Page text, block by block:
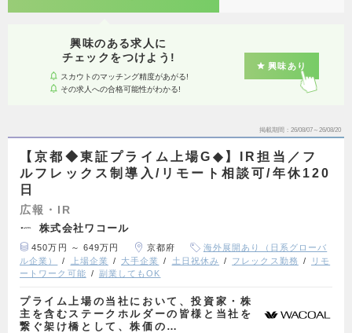
興味のある求人に
チェックをつけよう!
スカウトのマッチング精度があがる!
その求人への合格可能性がわかる!
興味あり
掲載期間 26/08/07～26/08/20
【京都◆東証プライム上場G◆】IR担当／フ
ルフレックス制導入/リモート相談可/年休120
日
広報・IR
株式会社ワコール
450万円 ～ 649万円 京都府
海外展開あり（日系グローバ
ル企業）
上場企業 大手企業 土日祝休み フレックス勤務
リモ
ートワーク可能
副業してもOK
プライム上場の当社において、投資家・株
主を含むステークホルダーの皆様と当社を
繋ぐ架け橋として、株価の…